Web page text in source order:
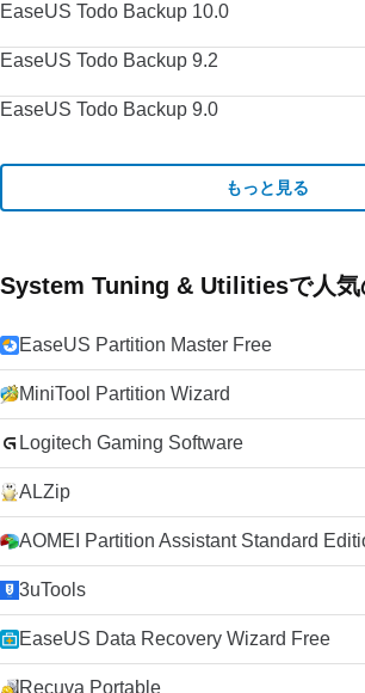
EaseUS Todo Backup 10.0
EaseUS Todo Backup 9.2
EaseUS Todo Backup 9.0
もっと見る
System Tuning & Utilitiesで人気
EaseUS Partition Master Free
MiniTool Partition Wizard
Logitech Gaming Software
ALZip
AOMEI Partition Assistant Standard
3uTools
EaseUS Data Recovery Wizard Free
Recuva Portable